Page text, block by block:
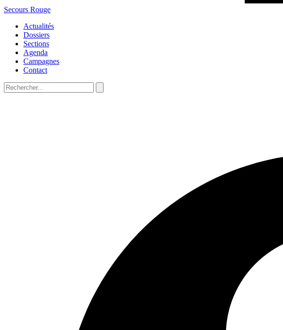
Secours Rouge
Actualités
Dossiers
Sections
Agenda
Campagnes
Contact